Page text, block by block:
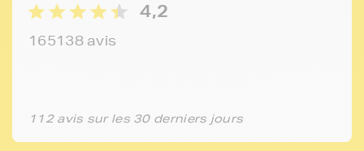
4,2
165138 avis
112 avis sur les 30 derniers jours